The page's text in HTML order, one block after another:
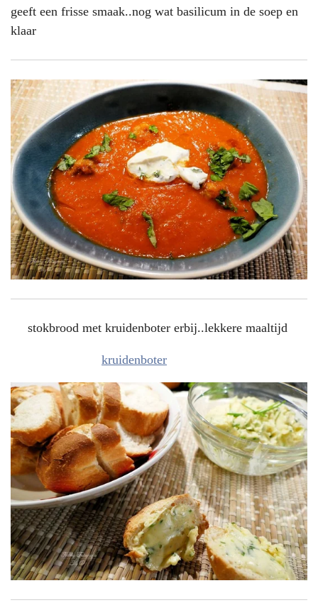
geeft een frisse smaak..nog wat basilicum in de soep en
klaar
stokbrood met kruidenboter erbij..lekkere maaltijd
kruidenboter